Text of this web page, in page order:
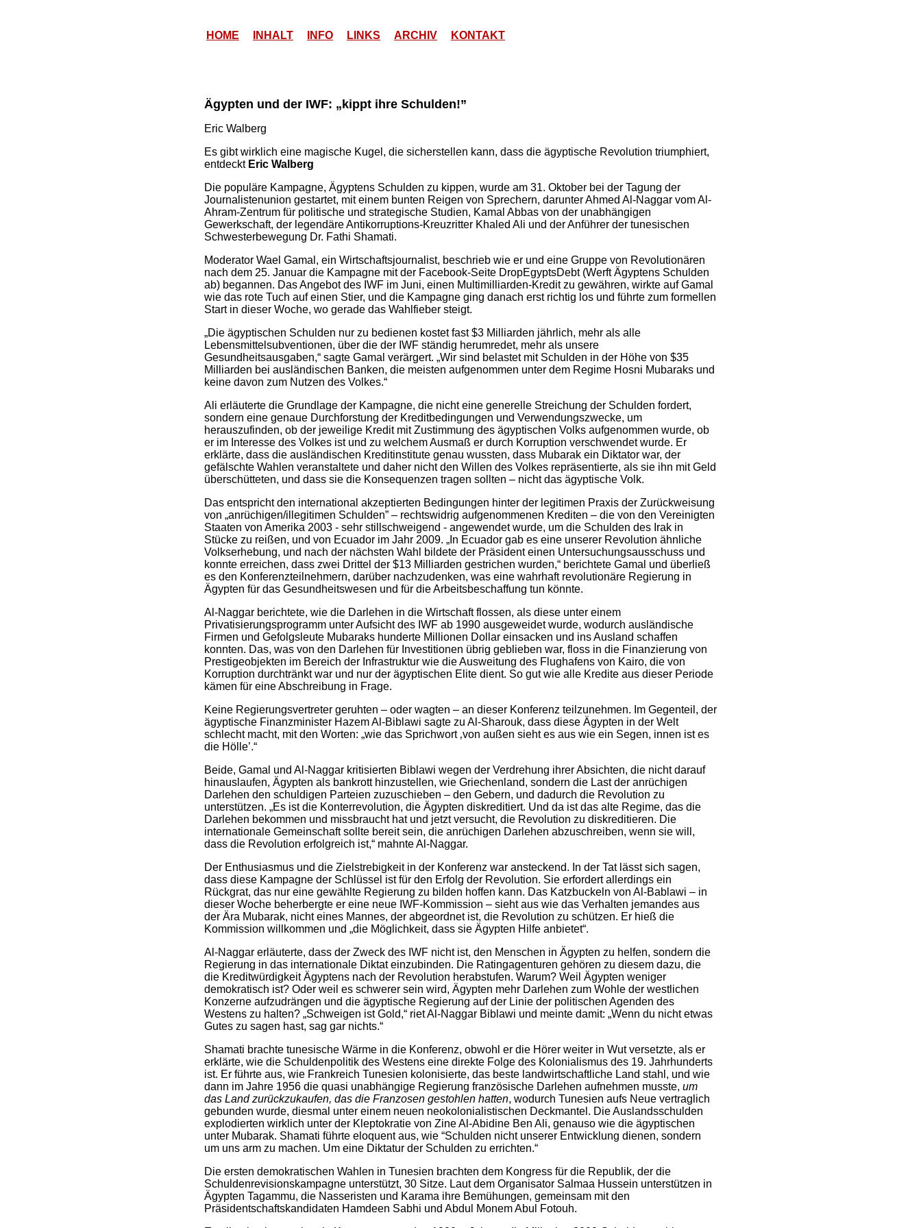
HOME INHALT INFO LINKS ARCHIV KONTAKT
Ägypten und der IWF: „kippt ihre Schulden!”
Eric Walberg
Es gibt wirklich eine magische Kugel, die sicherstellen kann, dass die ägyptische Revolution triumphiert,
entdeckt Eric Walberg
Die populäre Kampagne, Ägyptens Schulden zu kippen, wurde am 31. Oktober bei der Tagung der
Journalistenunion gestartet, mit einem bunten Reigen von Sprechern, darunter Ahmed Al-Naggar vom Al-
Ahram-Zentrum für politische und strategische Studien, Kamal Abbas von der unabhängigen
Gewerkschaft, der legendäre Antikorruptions-Kreuzritter Khaled Ali und der Anführer der tunesischen
Schwesterbewegung Dr. Fathi Shamati.
Moderator Wael Gamal, ein Wirtschaftsjournalist, beschrieb wie er und eine Gruppe von Revolutionären
nach dem 25. Januar die Kampagne mit der Facebook-Seite DropEgyptsDebt (Werft Ägyptens Schulden
ab) begannen. Das Angebot des IWF im Juni, einen Multimilliarden-Kredit zu gewähren, wirkte auf Gamal
wie das rote Tuch auf einen Stier, und die Kampagne ging danach erst richtig los und führte zum formellen
Start in dieser Woche, wo gerade das Wahlfieber steigt.
„Die ägyptischen Schulden nur zu bedienen kostet fast $3 Milliarden jährlich, mehr als alle
Lebensmittelsubventionen, über die der IWF ständig herumredet, mehr als unsere
Gesundheitsausgaben,“ sagte Gamal verärgert. „Wir sind belastet mit Schulden in der Höhe von $35
Milliarden bei ausländischen Banken, die meisten aufgenommen unter dem Regime Hosni Mubaraks und
keine davon zum Nutzen des Volkes.“
Ali erläuterte die Grundlage der Kampagne, die nicht eine generelle Streichung der Schulden fordert,
sondern eine genaue Durchforstung der Kreditbedingungen und Verwendungszwecke, um
herauszufinden, ob der jeweilige Kredit mit Zustimmung des ägyptischen Volks aufgenommen wurde, ob
er im Interesse des Volkes ist und zu welchem Ausmaß er durch Korruption verschwendet wurde. Er
erklärte, dass die ausländischen Kreditinstitute genau wussten, dass Mubarak ein Diktator war, der
gefälschte Wahlen veranstaltete und daher nicht den Willen des Volkes repräsentierte, als sie ihn mit Geld
überschütteten, und dass sie die Konsequenzen tragen sollten – nicht das ägyptische Volk.
Das entspricht den international akzeptierten Bedingungen hinter der legitimen Praxis der Zurückweisung
von „anrüchigen/illegitimen Schulden” – rechtswidrig aufgenommenen Krediten – die von den Vereinigten
Staaten von Amerika 2003 - sehr stillschweigend - angewendet wurde, um die Schulden des Irak in
Stücke zu reißen, und von Ecuador im Jahr 2009. „In Ecuador gab es eine unserer Revolution ähnliche
Volkserhebung, und nach der nächsten Wahl bildete der Präsident einen Untersuchungsausschuss und
konnte erreichen, dass zwei Drittel der $13 Milliarden gestrichen wurden,“ berichtete Gamal und überließ
es den Konferenzteilnehmern, darüber nachzudenken, was eine wahrhaft revolutionäre Regierung in
Ägypten für das Gesundheitswesen und für die Arbeitsbeschaffung tun könnte.
Al-Naggar berichtete, wie die Darlehen in die Wirtschaft flossen, als diese unter einem
Privatisierungsprogramm unter Aufsicht des IWF ab 1990 ausgeweidet wurde, wodurch ausländische
Firmen und Gefolgsleute Mubaraks hunderte Millionen Dollar einsacken und ins Ausland schaffen
konnten. Das, was von den Darlehen für Investitionen übrig geblieben war, floss in die Finanzierung von
Prestigeobjekten im Bereich der Infrastruktur wie die Ausweitung des Flughafens von Kairo, die von
Korruption durchtränkt war und nur der ägyptischen Elite dient. So gut wie alle Kredite aus dieser Periode
kämen für eine Abschreibung in Frage.
Keine Regierungsvertreter geruhten – oder wagten – an dieser Konferenz teilzunehmen. Im Gegenteil, der
ägyptische Finanzminister Hazem Al-Biblawi sagte zu Al-Sharouk, dass diese Ägypten in der Welt
schlecht macht, mit den Worten: „wie das Sprichwort ‚von außen sieht es aus wie ein Segen, innen ist es
die Hölle’.“
Beide, Gamal und Al-Naggar kritisierten Biblawi wegen der Verdrehung ihrer Absichten, die nicht darauf
hinauslaufen, Ägypten als bankrott hinzustellen, wie Griechenland, sondern die Last der anrüchigen
Darlehen den schuldigen Parteien zuzuschieben – den Gebern, und dadurch die Revolution zu
unterstützen. „Es ist die Konterrevolution, die Ägypten diskreditiert. Und da ist das alte Regime, das die
Darlehen bekommen und missbraucht hat und jetzt versucht, die Revolution zu diskreditieren. Die
internationale Gemeinschaft sollte bereit sein, die anrüchigen Darlehen abzuschreiben, wenn sie will,
dass die Revolution erfolgreich ist,“ mahnte Al-Naggar.
Der Enthusiasmus und die Zielstrebigkeit in der Konferenz war ansteckend. In der Tat lässt sich sagen,
dass diese Kampagne der Schlüssel ist für den Erfolg der Revolution. Sie erfordert allerdings ein
Rückgrat, das nur eine gewählte Regierung zu bilden hoffen kann. Das Katzbuckeln von Al-Bablawi – in
dieser Woche beherbergte er eine neue IWF-Kommission – sieht aus wie das Verhalten jemandes aus
der Ära Mubarak, nicht eines Mannes, der abgeordnet ist, die Revolution zu schützen. Er hieß die
Kommission willkommen und „die Möglichkeit, dass sie Ägypten Hilfe anbietet“.
Al-Naggar erläuterte, dass der Zweck des IWF nicht ist, den Menschen in Ägypten zu helfen, sondern die
Regierung in das internationale Diktat einzubinden. Die Ratingagenturen gehören zu diesem dazu, die
die Kreditwürdigkeit Ägyptens nach der Revolution herabstufen. Warum? Weil Ägypten weniger
demokratisch ist? Oder weil es schwerer sein wird, Ägypten mehr Darlehen zum Wohle der westlichen
Konzerne aufzudrängen und die ägyptische Regierung auf der Linie der politischen Agenden des
Westens zu halten? „Schweigen ist Gold,“ riet Al-Naggar Biblawi und meinte damit: „Wenn du nicht etwas
Gutes zu sagen hast, sag gar nichts.“
Shamati brachte tunesische Wärme in die Konferenz, obwohl er die Hörer weiter in Wut versetzte, als er
erklärte, wie die Schuldenpolitik des Westens eine direkte Folge des Kolonialismus des 19. Jahrhunderts
ist. Er führte aus, wie Frankreich Tunesien kolonisierte, das beste landwirtschaftliche Land stahl, und wie
dann im Jahre 1956 die quasi unabhängige Regierung französische Darlehen aufnehmen musste, um
das Land zurückzukaufen, das die Franzosen gestohlen hatten, wodurch Tunesien aufs Neue vertraglich
gebunden wurde, diesmal unter einem neuen neokolonialistischen Deckmantel. Die Auslandsschulden
explodierten wirklich unter der Kleptokratie von Zine Al-Abidine Ben Ali, genauso wie die ägyptischen
unter Mubarak. Shamati führte eloquent aus, wie “Schulden nicht unserer Entwicklung dienen, sondern
um uns arm zu machen. Um eine Diktatur der Schulden zu errichten.“
Die ersten demokratischen Wahlen in Tunesien brachten dem Kongress für die Republik, der die
Schuldenrevisionskampagne unterstützt, 30 Sitze. Laut dem Organisator Salmaa Hussein unterstützen in
Ägypten Tagammu, die Nasseristen und Karama ihre Bemühungen, gemeinsam mit den
Präsidentschaftskandidaten Hamdeen Sabhi und Abdul Monem Abul Fotouh.